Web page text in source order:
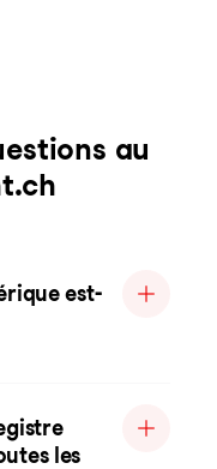
au
est-
les